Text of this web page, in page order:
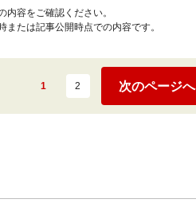
容をご確認ください。
たは記事公開時点での内容です。
1 2 次のページへ